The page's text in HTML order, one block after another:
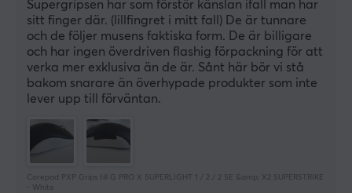
Supergripsen har som förstör känslan ifall man har
sitt finger där. (lillfingret i mitt fall) De är tunnare
och de följer musens faktiska form. De är billigare
och har ingen överdriven flashig förpackning för att
verka mer exklusiva än de är. Sånt här bör vi stå
bakom snarare än överhypade produkter som inte
lever upp till förväntan.
Corepad PXP Grips till G PRO X SUPERLIGHT 1 / 2 / 2 SE &amp; X2 SUPERSTRIKE
- White